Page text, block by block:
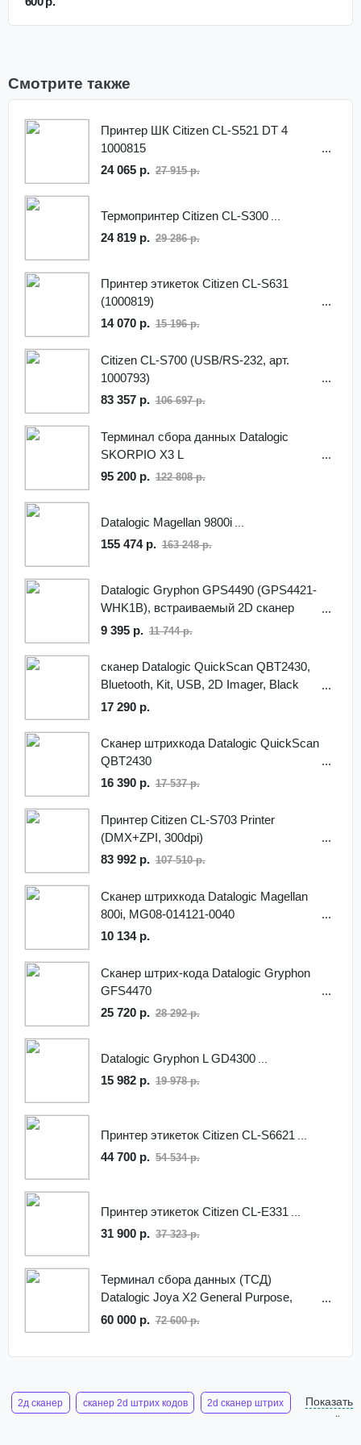
Смотрите также
Принтер ШК Citizen CL-S521 DT 4
1000815
24 065 р. 27 915 р.
Термопринтер Citizen CL-S300
24 819 р. 29 286 р.
Принтер этикеток Citizen CL-S631
(1000819)
14 070 р. 15 196 р.
Citizen CL-S700 (USB/RS-232, арт.
1000793)
83 357 р. 106 697 р.
Терминал сбора данных Datalogic
SKORPIO X3 L
95 200 р. 122 808 р.
Datalogic Magellan 9800i
155 474 р. 163 248 р.
Datalogic Gryphon GPS4490 (GPS4421-
WHK1B), встраиваемый 2D сканер
штрих-кода, белый
9 395 р. 11 744 р.
сканер Datalogic QuickScan QBT2430,
Bluetooth, Kit, USB, 2D Imager, Black
(Kit inc. Imager, Base Station and USB
17 290 р.
Сканер штрихкода Datalogic QuickScan
QBT2430
16 390 р. 17 537 р.
Принтер Citizen CL-S703 Printer
(DMX+ZPI, 300dpi)
83 992 р. 107 510 р.
Сканер штрихкода Datalogic Magellan
800i, MG08-014121-0040
10 134 р.
Сканер штрих-кода Datalogic Gryphon
GFS4470
25 720 р. 28 292 р.
Datalogic Gryphon L GD4300
15 982 р. 19 978 р.
Принтер этикеток Citizen CL-S6621
44 700 р. 54 534 р.
Принтер этикеток Citizen CL-E331
31 900 р. 37 323 р.
Терминал сбора данных (ТСД)
Datalogic Joya X2 General Purpose,
911300150
60 000 р. 72 600 р.
2д сканер сканер 2d штрих кодов 2d сканер штрих
Показать
ещё